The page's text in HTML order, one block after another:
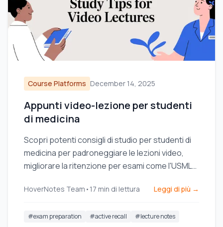
Course Platforms December 14, 2025
Appunti video-lezione per studenti
di medicina
Scopri potenti consigli di studio per studenti di
medicina per padroneggiare le lezioni video,
migliorare la ritenzione per esami come l'USMLE
sostenibile.
HoverNotes Team • 17 min di lettura Leggi di più →
#exam preparation #active recall #lecture notes